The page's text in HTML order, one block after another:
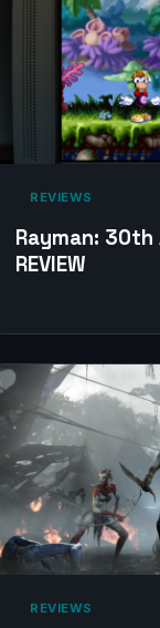
‎ REVIEWS‎
Rayman: 30th
REVIEW
‎ REVIEWS‎